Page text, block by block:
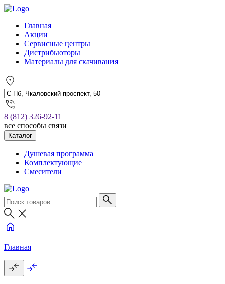
Главная
Акции
Сервисные центры
Дистрибьюторы
Материалы для скачивания
8 (812) 326-92-11
все способы связи
Каталог
Душевая программа
Комплектующие
Смесители
Главная